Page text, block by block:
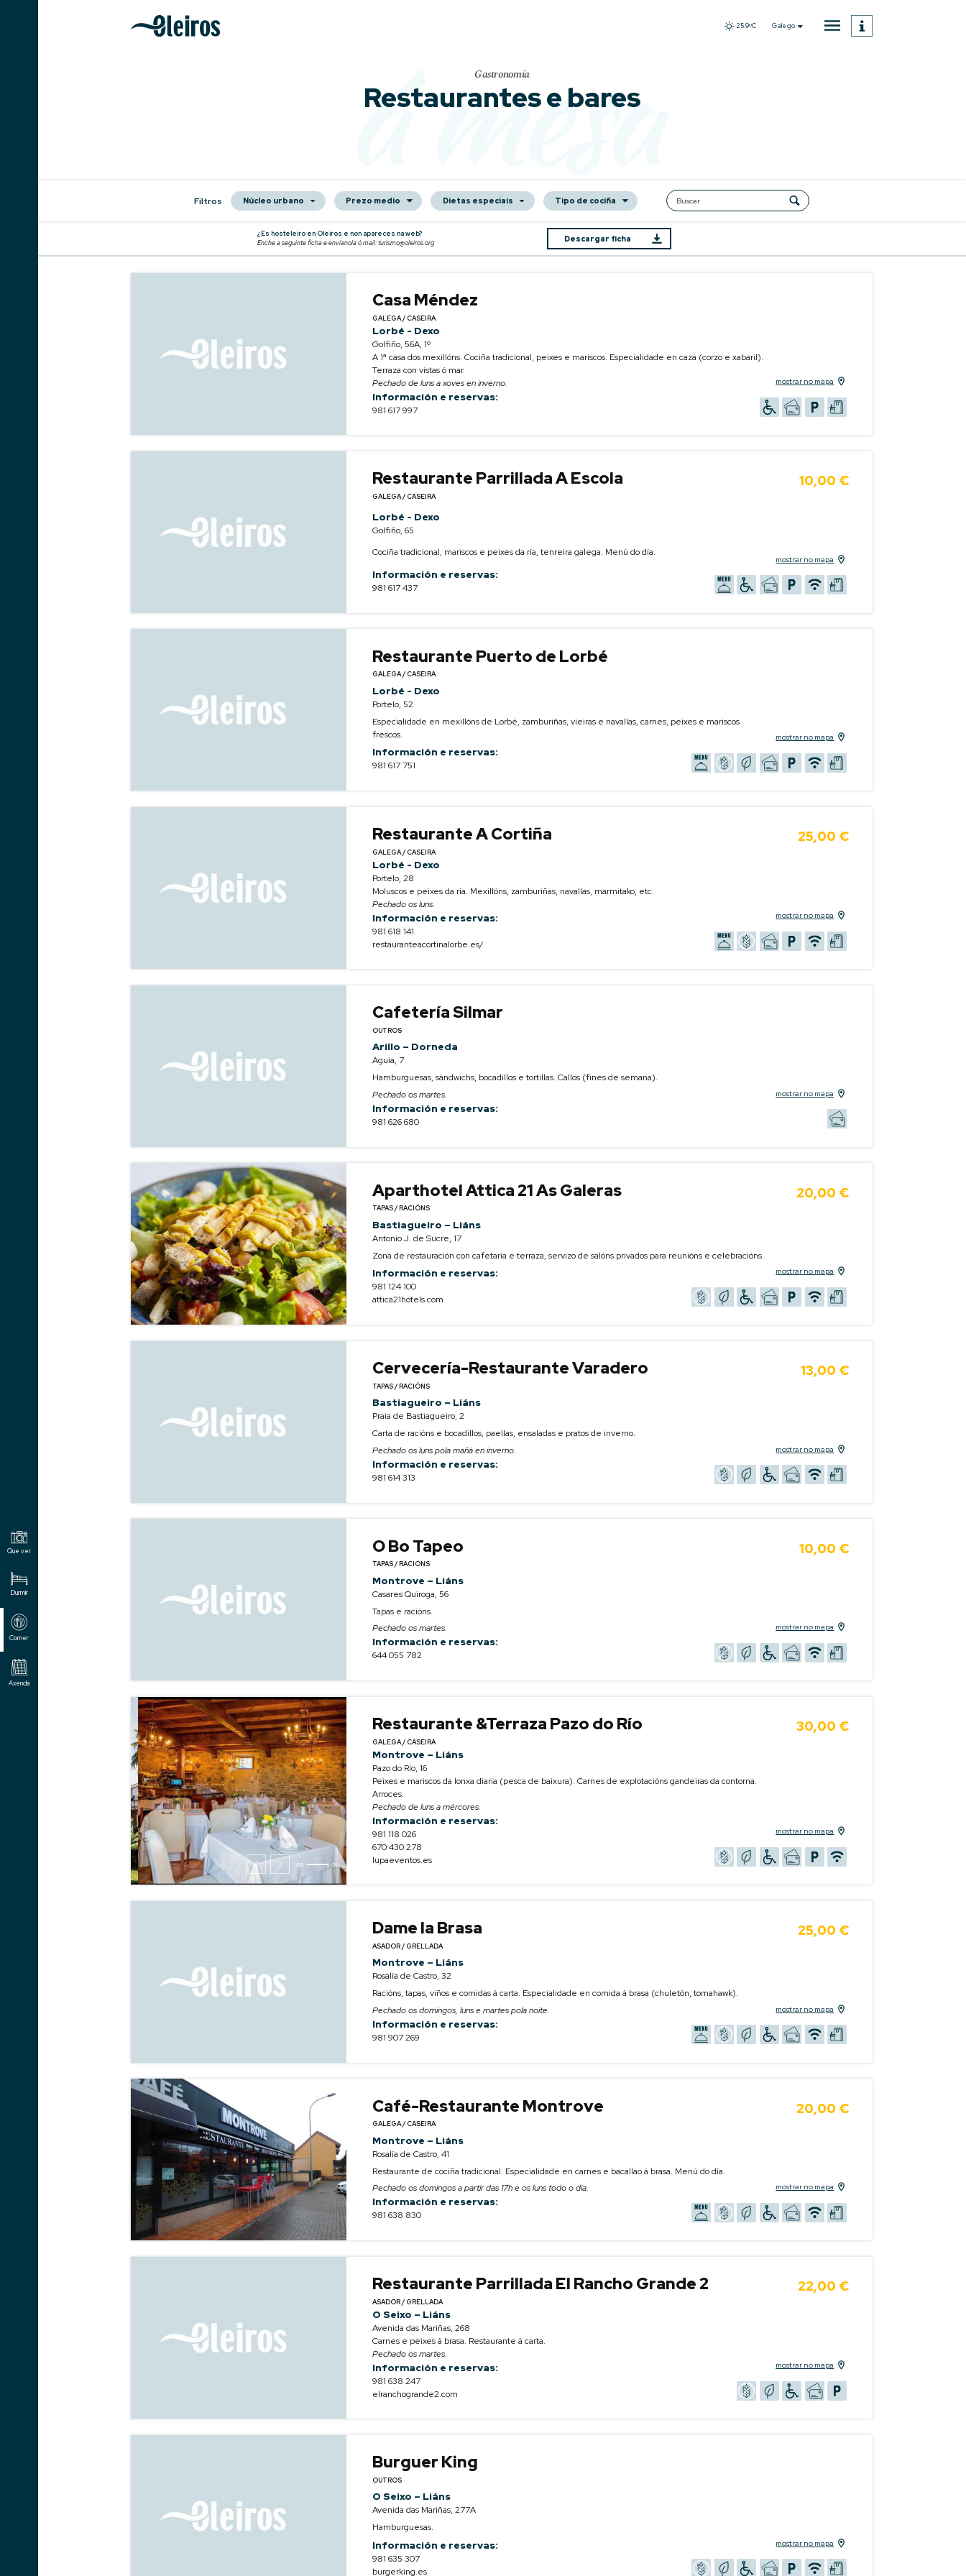
25.9ºC Galego
á mesa
Gastronomía
Restaurantes e bares
Filtros Núcleo urbano Prezo medio Dietas especiais Tipo de cociña
¿Es hosteleiro en Oleiros e non apareces na web?
Enche a seguinte ficha e envíanola ó mail: turismo@oleiros.org
Descargar ficha
Casa Méndez
GALEGA / CASEIRA
Lorbé - Dexo
Golfiño, 56A, 1º
A 1ª casa dos mexillóns. Cociña tradicional, peixes e mariscos. Especialidade en caza (corzo e xabaril).
Terraza con vistas ó mar.
Pechado de luns a xoves en inverno.
Información e reservas:
981 617 997
mostrar no mapa
10,00 €
Restaurante Parrillada A Escola
GALEGA / CASEIRA
Lorbé - Dexo
Golfiño, 65
Cociña tradicional, mariscos e peixes da ría, tenreira galega. Menú do día.
Información e reservas:
981 617 437
mostrar no mapa
Restaurante Puerto de Lorbé
GALEGA / CASEIRA
Lorbé - Dexo
Portelo, 52
Especialidade en mexillóns de Lorbé, zamburiñas, vieiras e navallas, carnes, peixes e mariscos
frescos.
Información e reservas:
981 617 751
mostrar no mapa
25,00 €
Restaurante A Cortiña
GALEGA / CASEIRA
Lorbé - Dexo
Portelo, 28
Moluscos e peixes da ría. Mexillóns, zamburiñas, navallas, marmitako, etc.
Pechado os luns.
Información e reservas:
981 618 141
restauranteacortinalorbe.es/
mostrar no mapa
Cafetería Silmar
OUTROS
Arillo – Dorneda
Aguia, 7
Hamburguesas, sándwichs, bocadillos e tortillas. Callos (fines de semana).
Pechado os martes.
Información e reservas:
981 626 680
mostrar no mapa
20,00 €
Aparthotel Attica 21 As Galeras
TAPAS / RACIÓNS
Bastiagueiro – Liáns
Antonio J. de Sucre, 17
Zona de restauración con cafetaría e terraza, servizo de salóns privados para reunións e celebracións.
Información e reservas:
981 124 100
attica21hotels.com
mostrar no mapa
13,00 €
Cervecería-Restaurante Varadero
TAPAS / RACIÓNS
Bastiagueiro – Liáns
Praia de Bastiagueiro, 2
Carta de racións e bocadillos, paellas, ensaladas e pratos de inverno.
Pechado os luns pola mañá en inverno.
Información e reservas:
981 614 313
mostrar no mapa
10,00 €
O Bo Tapeo
TAPAS / RACIÓNS
Montrove – Liáns
Casares Quiroga, 56
Tapas e racións.
Pechado os martes.
Información e reservas:
644 055 782
mostrar no mapa
02 02
30,00 €
Restaurante &Terraza Pazo do Río
GALEGA / CASEIRA
Montrove – Liáns
Pazo do Río, 16
Peixes e mariscos da lonxa diaria (pesca de baixura). Carnes de explotacións gandeiras da contorna.
Arroces.
Pechado de luns a mércores.
Información e reservas:
981 118 026
670 430 278
lupaeventos.es
mostrar no mapa
25,00 €
Dame la Brasa
ASADOR / GRELLADA
Montrove – Liáns
Rosalía de Castro, 32
Racións, tapas, viños e comidas á carta. Especialidade en comida á brasa (chuletón, tomahawk).
Pechado os domingos, luns e martes pola noite.
Información e reservas:
981 907 269
mostrar no mapa
20,00 €
Café-Restaurante Montrove
GALEGA / CASEIRA
Montrove – Liáns
Rosalía de Castro, 41
Restaurante de cociña tradicional. Especialidade en carnes e bacallao á brasa. Menú do día.
Pechado os domingos a partir das 17h e os luns todo o día.
Información e reservas:
981 638 830
mostrar no mapa
22,00 €
Restaurante Parrillada El Rancho Grande 2
ASADOR / GRELLADA
O Seixo – Liáns
Avenida das Mariñas, 268
Carnes e peixes á brasa. Restaurante á carta.
Pechado os martes.
Información e reservas:
981 638 247
elranchogrande2.com
mostrar no mapa
Burguer King
OUTROS
O Seixo – Liáns
Avenida das Mariñas, 277A
Hamburguesas.
Información e reservas:
981 635 307
burgerking.es
mostrar no mapa
Que ver
Durmir
Comer
Axenda